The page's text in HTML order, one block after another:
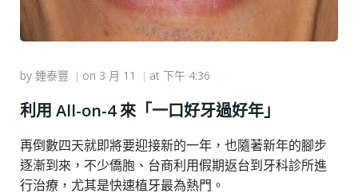
by 鍾泰豐 | on 3 月 11 | at 下午 4:36
利用 All-on-4 來「一口好牙過好年」
再倒數四天就即將要迎接新的一年，也隨著新年的腳步
逐漸到來，不少僑胞、台商利用假期返台到牙科診所進
行治療，尤其是快速植牙最為熱門。